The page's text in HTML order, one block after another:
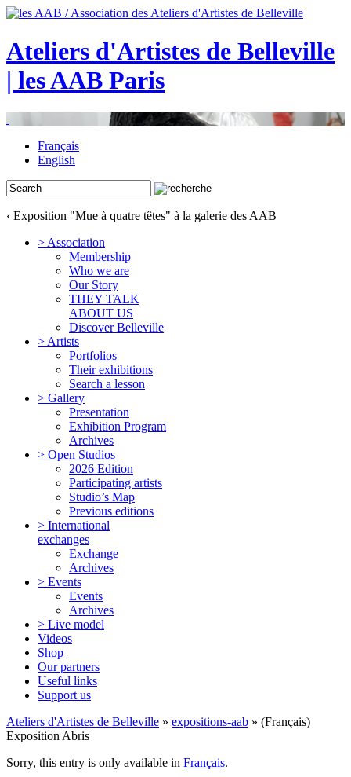
Ateliers d'Artistes de Belleville
| les AAB Paris
Français
English
‹ Exposition "Mue à quatre têtes" à la galerie des AAB
> Association
Membership
Who we are
Our Story
THEY TALK
ABOUT US
Discover Belleville
> Artists
Portfolios
Their exhibitions
Search a lesson
> Gallery
Presentation
Exhibition Program
Archives
> Open Studios
2026 Edition
Participating artists
Studio’s Map
Previous editions
> International
exchanges
Exchange
Archives
> Events
Events
Archives
> Live model
Videos
Shop
Our partners
Useful links
Support us
Ateliers d'Artistes de Belleville » expositions-aab » (Français)
Exposition Abris
Sorry, this entry is only available in Français.